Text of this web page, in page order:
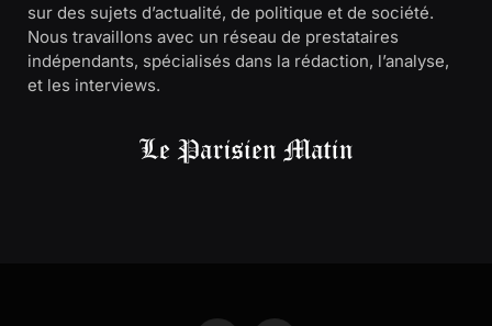
sur des sujets d’actualité, de politique et de société.
Nous travaillons avec un réseau de prestataires
indépendants, spécialisés dans la rédaction, l’analyse,
et les interviews.